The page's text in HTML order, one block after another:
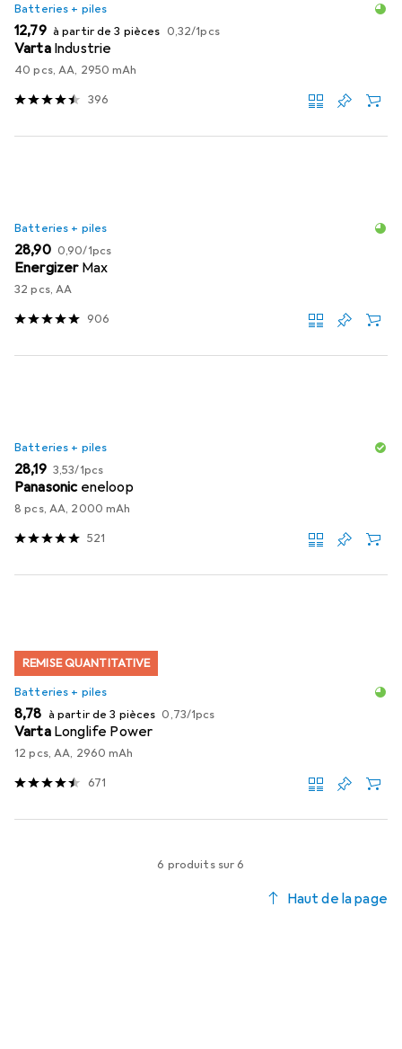
Batteries + piles
EUR
12,79 à partir de 3 pièces EUR
0,32/1pcs
Varta Industrie
40 pcs, AA, 2950 mAh
396
Batteries + piles
EUR
28,90 EUR
0,90/1pcs
Energizer Max
32 pcs, AA
906
Batteries + piles
EUR
28,19 EUR
3,53/1pcs
Panasonic eneloop
8 pcs, AA, 2000 mAh
521
REMISE QUANTITATIVE
Batteries + piles
EUR
8,78 à partir de 3 pièces EUR
0,73/1pcs
Varta Longlife Power
12 pcs, AA, 2960 mAh
671
6 produits sur 6
Haut de la page